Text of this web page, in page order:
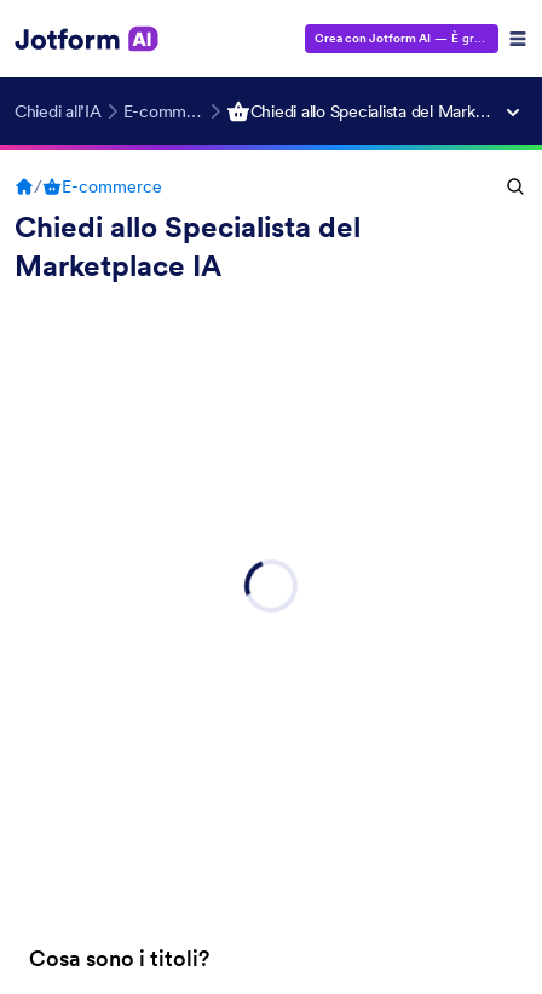
Crea con Jotform AI — È gratuito!
Chiedi all’IA E-commerce Chiedi allo Specialista del Marketplace IA
/ E-commerce
Chiedi allo Specialista del
Marketplace IA
Cosa sono i titoli?